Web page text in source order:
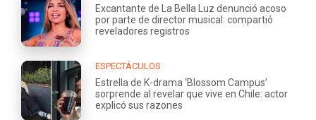
Excantante de La Bella Luz denunció acoso
por parte de director musical: compartió
reveladores registros
ESPECTÁCULOS
Estrella de K-drama ‘Blossom Campus’
sorprende al revelar que vive en Chile: actor
explicó sus razones